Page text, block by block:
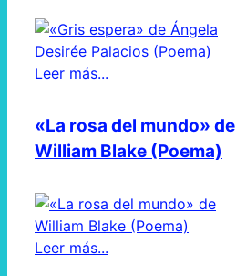
Leer más...
«La rosa del mundo» de
William Blake (Poema)
Leer más...